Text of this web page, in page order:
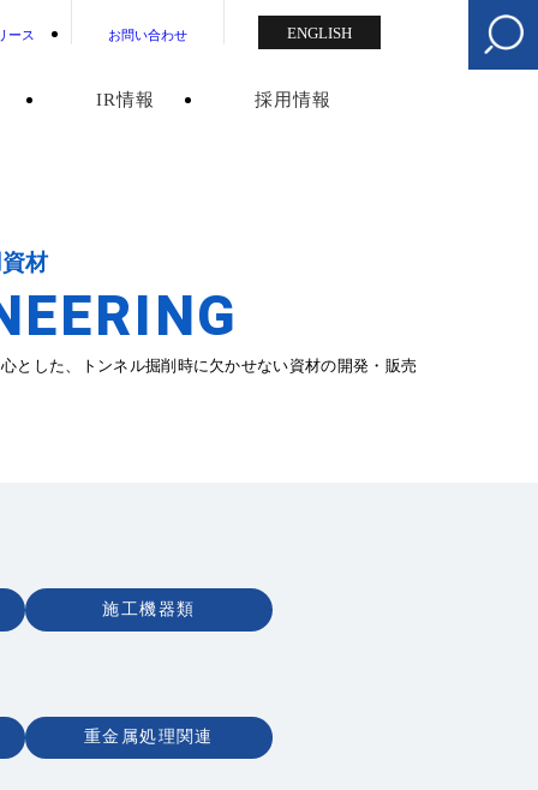
IR情報 採用情報
ース お問い合わせ ENGLISH
材
とした、トンネル掘削時に欠かせない資材の開発・販売
施工機器類
重金属処理関連